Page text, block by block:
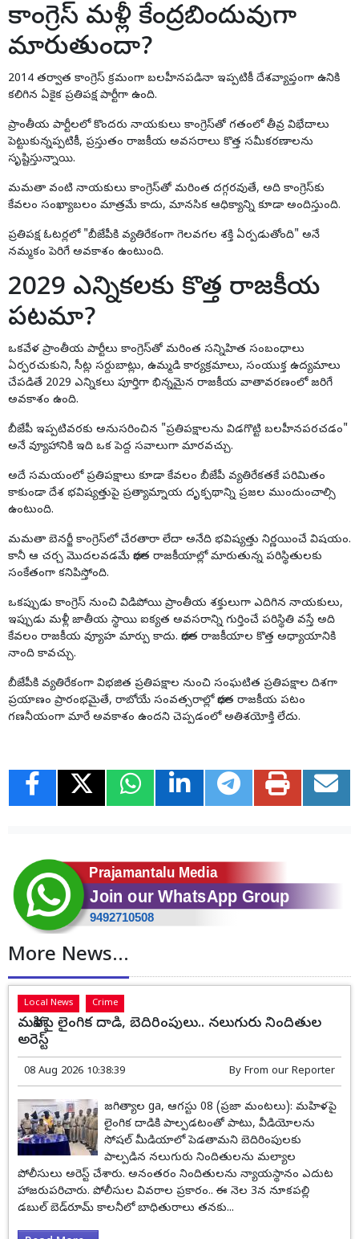
కాంగ్రెస్ మళ్లీ కేంద్రబిందువుగా
మారుతుందా?
2014 తర్వాత కాంగ్రెస్ క్రమంగా బలహీనపడినా ఇప్పటికీ దేశవ్యాప్తంగా ఉనికి
కలిగిన ఏకైక ప్రతిపక్ష పార్టీగా ఉంది.
ప్రాంతీయ పార్టీలలో కొందరు నాయకులు కాంగ్రెస్‌తో గతంలో తీవ్ర విభేదాలు
పెట్టుకున్నప్పటికీ, ప్రస్తుతం రాజకీయ అవసరాలు కొత్త సమీకరణాలను
సృష్టిస్తున్నాయి.
మమతా వంటి నాయకులు కాంగ్రెస్‌తో మరింత దగ్గరవుతే, అది కాంగ్రెస్‌కు
కేవలం సంఖ్యాబలం మాత్రమే కాదు, మానసిక ఆధిక్యాన్ని కూడా అందిస్తుంది.
ప్రతిపక్ష ఓటర్లలో "బీజేపీకి వ్యతిరేకంగా గెలవగల శక్తి ఏర్పడుతోంది" అనే
నమ్మకం పెరిగే అవకాశం ఉంటుంది.
2029 ఎన్నికలకు కొత్త రాజకీయ
పటమా?
ఒకవేళ ప్రాంతీయ పార్టీలు కాంగ్రెస్‌తో మరింత సన్నిహిత సంబంధాలు
ఏర్పరచుకుని, సీట్ల సర్దుబాట్లు, ఉమ్మడి కార్యక్రమాలు, సంయుక్త ఉద్యమాలు
చేపడితే 2029 ఎన్నికలు పూర్తిగా భిన్నమైన రాజకీయ వాతావరణంలో జరిగే
అవకాశం ఉంది.
బీజేపీ ఇప్పటివరకు అనుసరించిన "ప్రతిపక్షాలను విడగొట్టి బలహీనపరచడం"
అనే వ్యూహానికి ఇది ఒక పెద్ద సవాలుగా మారవచ్చు.
అదే సమయంలో ప్రతిపక్షాలు కూడా కేవలం బీజేపీ వ్యతిరేకతకే పరిమితం
కాకుండా దేశ భవిష్యత్తుపై ప్రత్యామ్నాయ దృక్పథాన్ని ప్రజల ముందుంచాల్సి
ఉంటుంది.
మమతా బెనర్జీ కాంగ్రెస్‌లో చేరతారా లేదా అనేది భవిష్యత్తు నిర్ణయించే విషయం.
కానీ ఆ చర్చ మొదలవడమే భారత రాజకీయాల్లో మారుతున్న పరిస్థితులకు
సంకేతంగా కనిపిస్తోంది.
ఒకప్పుడు కాంగ్రెస్ నుంచి విడిపోయి ప్రాంతీయ శక్తులుగా ఎదిగిన నాయకులు,
ఇప్పుడు మళ్లీ జాతీయ స్థాయి ఐక్యత అవసరాన్ని గుర్తించే పరిస్థితి వస్తే అది
కేవలం రాజకీయ వ్యూహ మార్పు కాదు. భారత రాజకీయాల కొత్త అధ్యాయానికి
నాంది కావచ్చు.
బీజేపీకి వ్యతిరేకంగా విభజిత ప్రతిపక్షాల నుంచి సంఘటిత ప్రతిపక్షాల దిశగా
ప్రయాణం ప్రారంభమైతే, రాబోయే సంవత్సరాల్లో భారత రాజకీయ పటం
గణనీయంగా మారే అవకాశం ఉందని చెప్పడంలో అతిశయోక్తి లేదు.
More News...
Local News Crime
మహిళపై లైంగిక దాడి, బెదిరింపులు.. నలుగురు నిందితుల
అరెస్ట్
08 Aug 2026 10:38:39 By From our Reporter
జగిత్యాల ga, ఆగస్టు 08 (ప్రజా మంటలు): మహిళపై
లైంగిక దాడికి పాల్పడటంతో పాటు, వీడియోలను
సోషల్ మీడియాలో పెడతామని బెదిరింపులకు
పాల్పడిన నలుగురు నిందితులను మల్యాల
పోలీసులు అరెస్ట్ చేశారు. అనంతరం నిందితులను న్యాయస్థానం ఎదుట
హాజరుపరిచారు. పోలీసుల వివరాల ప్రకారం.. ఈ నెల 3న నూకపల్లి
డబుల్ బెడ్‌రూమ్ కాలనీలో బాధితురాలు తనకు...